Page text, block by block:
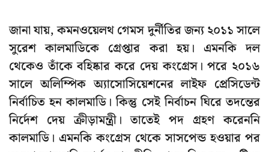
জানা যায়, কমনওয়েলথ গেমস দুর্নীতির জন্য ২০১১ সালে
সুরেশ কালমাডিকে গ্রেপ্তার করা হয়। এমনকি দল
থেকেও তাঁকে বহিষ্কার করে দেয় কংগ্রেস। পরে ২০১৬
সালে অলিম্পিক অ্যাসোসিয়েশনের লাইফ প্রেসিডেন্ট
নির্বাচিত হন কালমাডি। কিন্তু সেই নির্বাচন ঘিরে তদন্তের
নির্দেশ দেয় ক্রীড়ামন্ত্রী। তাতেই পদ গ্রহণ করেননি
কালমাডি। এমনকি কংগ্রেস থেকে সাসপেন্ড হওয়ার পর